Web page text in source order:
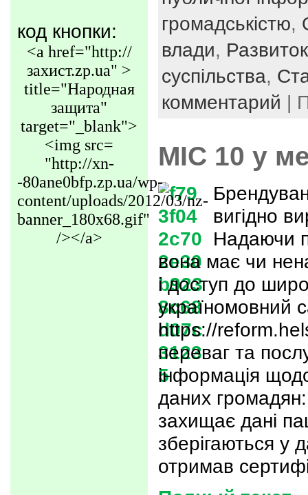
код кнопки:
<a href="http://
захист.zp.ua" >
title="Народная
защита"
target="_blank">
<img src=
"http://xn-
-80ane0bfp.zp.ua/wp-
content/uploads/2012/03/nz-
banner_180x68.gif"
/></a>
громадськістю,
влади,
суспільства,
комментарий |
МІС 10 у
вигідно
Надаючи
вона має чи
і доступ до
україномовний
https://
переваг та
інформація
даних
захищає дані
зберігаються у
отримав